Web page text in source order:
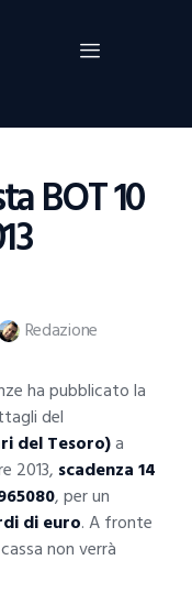
BOT 10
Redazione
ha pubblicato la
del
del Tesoro)a
2013, scadenza 14
, per un
di euro. A fronte
non verrà